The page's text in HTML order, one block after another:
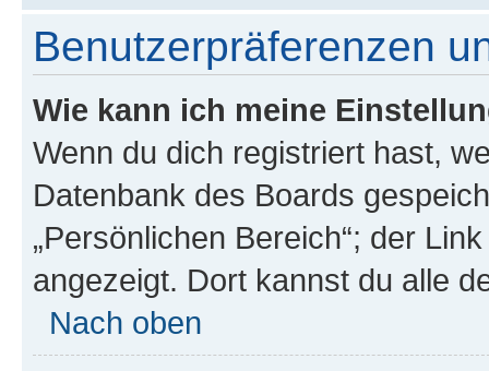
Benutzerpräferenzen
Wie kann ich meine
Wenn du dich registriert hast,
Datenbank des Boards
„Persönlichen Bereich“; der
angezeigt. Dort kannst du alle
Nach oben